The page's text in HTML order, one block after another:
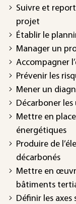
Suivre et
projet
Établir le
Manager un
Accompagner
Prévenir les
Mener un
Décarboner
Mettre en
énergétiques
Produire de
décarbonés
Mettre en
bâtiments
Définir les